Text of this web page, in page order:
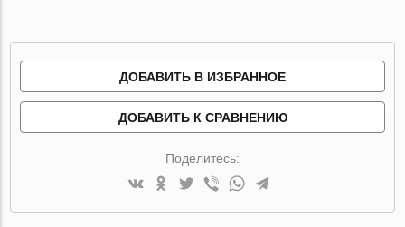
ДОБАВИТЬ В ИЗБРАННОЕ
ДОБАВИТЬ К СРАВНЕНИЮ
Поделитесь: